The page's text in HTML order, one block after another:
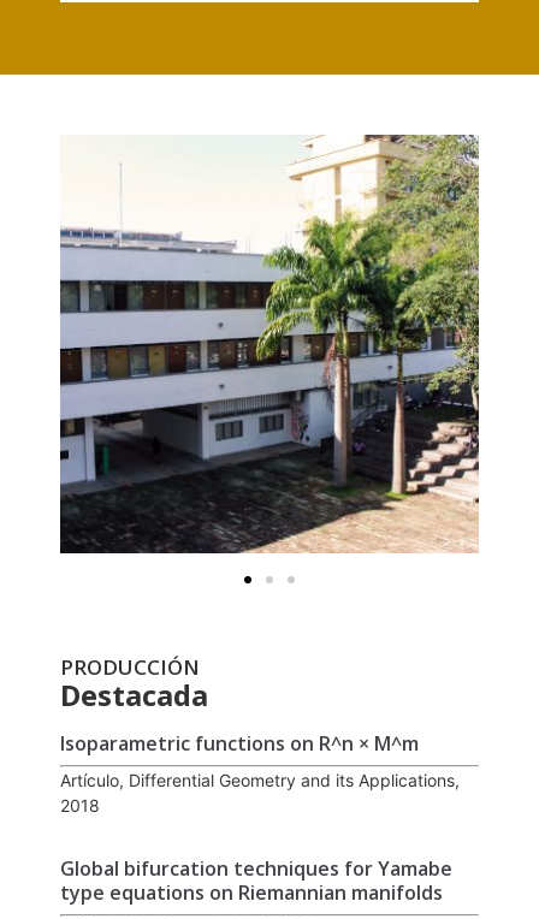
PRODUCCIÓN
Destacada
Isoparametric functions on R^n × M^m
Artículo, Differential Geometry and its Applications,
2018
Global bifurcation techniques for Yamabe
type equations on Riemannian manifolds